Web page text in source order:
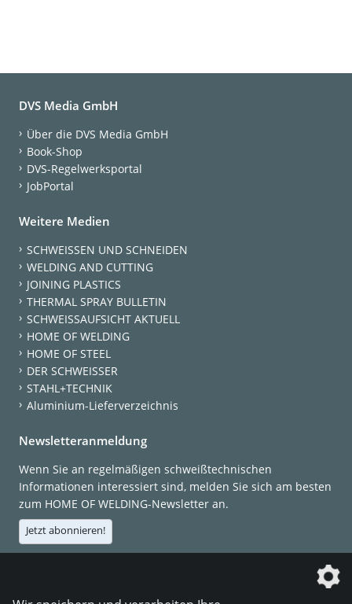
DVS Media GmbH
Über die DVS Media GmbH
Book-Shop
DVS-Regelwerksportal
JobPortal
Weitere Medien
SCHWEISSEN UND SCHNEIDEN
WELDING AND CUTTING
JOINING PLASTICS
THERMAL SPRAY BULLETIN
SCHWEISSAUFSICHT AKTUELL
HOME OF WELDING
HOME OF STEEL
DER SCHWEISSER
STAHL+TECHNIK
Aluminium-Lieferverzeichnis
Newsletteranmeldung
Wenn Sie an regelmäßigen schweißtechnischen
Informationen interessiert sind, melden Sie sich am besten
zum HOME OF WELDING-Newsletter an.
Jetzt abonnieren!
Die DVS Media GmbH ist ein Unternehmen der